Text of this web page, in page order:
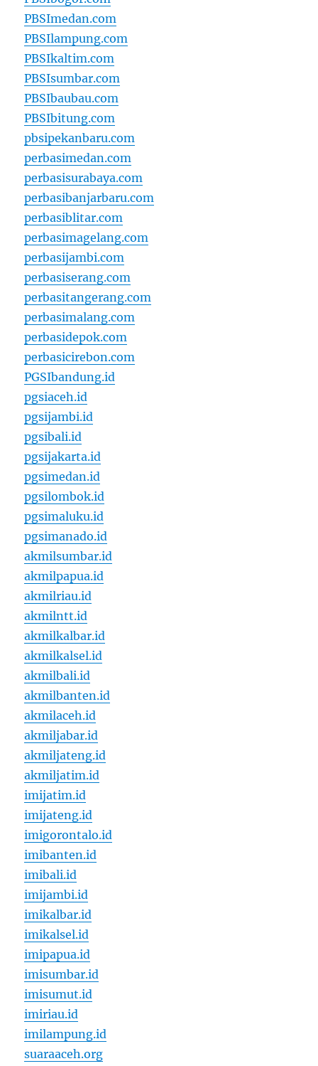
PBSImedan.com
PBSIlampung.com
PBSIkaltim.com
PBSIsumbar.com
PBSIbaubau.com
PBSIbitung.com
pbsipekanbaru.com
perbasimedan.com
perbasisurabaya.com
perbasibanjarbaru.com
perbasiblitar.com
perbasimagelang.com
perbasijambi.com
perbasiserang.com
perbasitangerang.com
perbasimalang.com
perbasidepok.com
perbasicirebon.com
PGSIbandung.id
pgsiaceh.id
pgsijambi.id
pgsibali.id
pgsijakarta.id
pgsimedan.id
pgsilombok.id
pgsimaluku.id
pgsimanado.id
akmilsumbar.id
akmilpapua.id
akmilriau.id
akmilntt.id
akmilkalbar.id
akmilkalsel.id
akmilbali.id
akmilbanten.id
akmilaceh.id
akmiljabar.id
akmiljateng.id
akmiljatim.id
imijatim.id
imijateng.id
imigorontalo.id
imibanten.id
imibali.id
imijambi.id
imikalbar.id
imikalsel.id
imipapua.id
imisumbar.id
imisumut.id
imiriau.id
imilampung.id
suaraaceh.org